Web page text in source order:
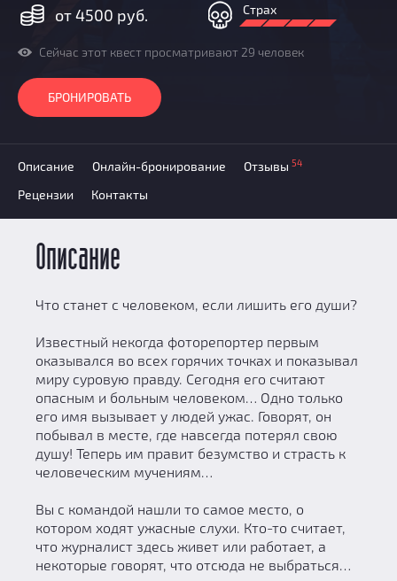
Партнерам
от 4500 руб. Страх
Сейчас этот квест просматривают 29 человек
БРОНИРОВАТЬ
Описание Онлайн-бронирование Отзывы 54
Рецензии Контакты
Описание
Что станет с человеком, если лишить его души?
Известный некогда фоторепортер первым
оказывался во всех горячих точках и показывал
миру суровую правду. Сегодня его считают
опасным и больным человеком… Одно только
его имя вызывает у людей ужас. Говорят, он
побывал в месте, где навсегда потерял свою
душу! Теперь им правит безумство и страсть к
человеческим мучениям…
Вы с командой нашли то самое место, о
котором ходят ужасные слухи. Кто-то считает,
что журналист здесь живет или работает, а
некоторые говорят, что отсюда не выбраться…